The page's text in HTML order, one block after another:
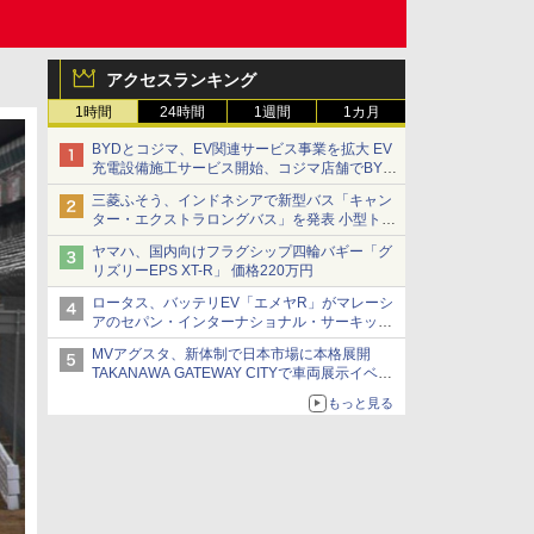
アクセスランキング
1時間 24時間 1週間 1カ月
BYDとコジマ、EV関連サービス事業を拡大 EV
充電設備施工サービス開始、コジマ店舗でBYD
車の展示・試乗イベントを強化
三菱ふそう、インドネシアで新型バス「キャン
ター・エクストラロングバス」を発表 小型トラ
ックベースの観光・旅客輸送向けバス
ヤマハ、国内向けフラグシップ四輪バギー「グ
リズリーEPS XT-R」 価格220万円
ロータス、バッテリEV「エメヤR」がマレーシ
アのセパン・インターナショナル・サーキット
のBEV最速タイムを樹立
MVアグスタ、新体制で日本市場に本格展開
TAKANAWA GATEWAY CITYで車両展示イベン
もっと見る